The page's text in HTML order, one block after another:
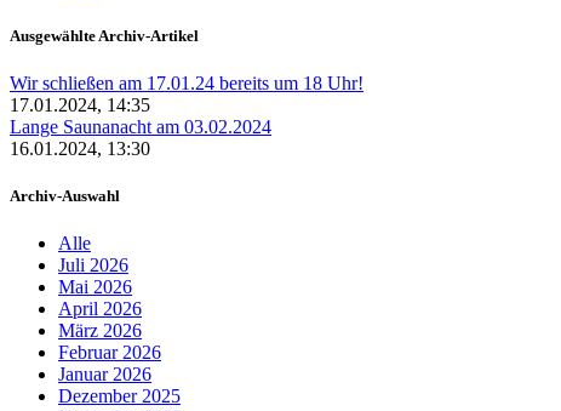
Ausgewählte Archiv-Artikel
Wir schließen am 17.01.24 bereits um 18 Uhr!
17.01.2024, 14:35
Lange Saunanacht am 03.02.2024
16.01.2024, 13:30
Archiv-Auswahl
Alle
Juli 2026
Mai 2026
April 2026
März 2026
Februar 2026
Januar 2026
Dezember 2025